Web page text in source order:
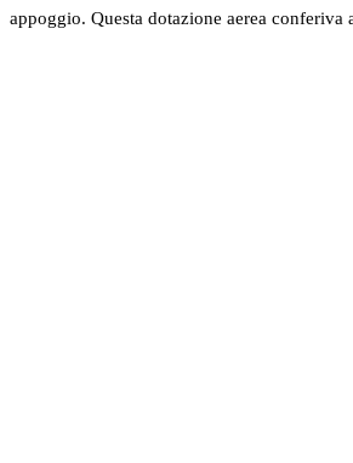
appoggio. Questa dotazione aerea conferiva